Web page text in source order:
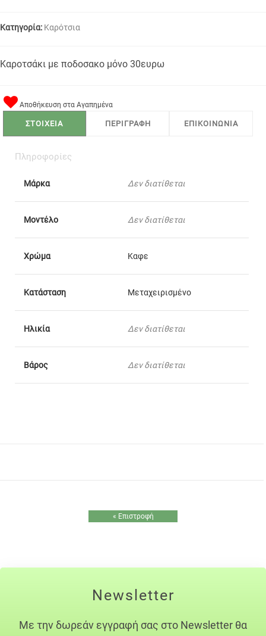
Κατηγορία: Καρότσια
Καροτσάκι με ποδοσακο μόνο 30ευρω
Αποθήκευση στα Αγαπημένα
ΣΤΟΙΧΕΙΑ ΠΕΡΙΓΡΑΦΗ ΕΠΙΚΟΙΝΩΝΙΑ
Πληροφορίες
Μάρκα Δεν διατίθεται
Μοντέλο Δεν διατίθεται
Χρώμα Καφε
Κατάσταση Μεταχειρισμένο
Ηλικία Δεν διατίθεται
Βάρος Δεν διατίθεται
« Επιστροφή
Newsletter
Με την δωρεάν εγγραφή σας στο Newsletter θα